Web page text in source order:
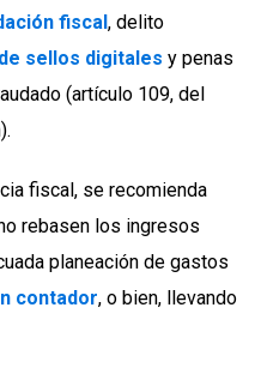
fiscal , delito
sellos digitales y penas
(artículo 109, del
fiscal, se recomienda
rebasen los ingresos
planeación de gastos
contador, o bien, llevando